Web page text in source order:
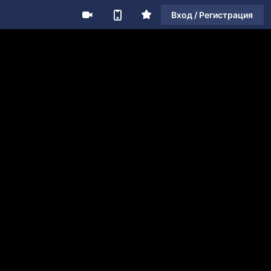
Вход / Регистрация